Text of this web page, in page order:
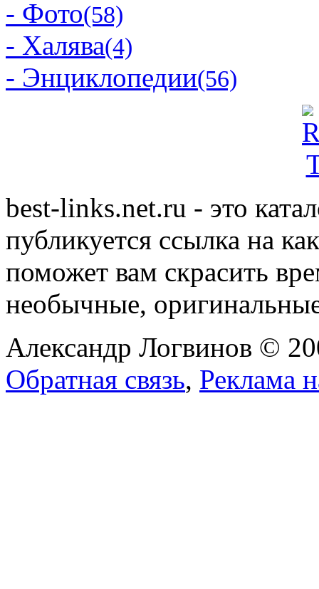
- Фото(58)
- Халява(4)
- Энциклопедии(56)
best-links.net.ru - это
публикуется ссылка на
поможет вам скрасить
необычные,
Александр Логвинов ©
Обратная связь, Реклама